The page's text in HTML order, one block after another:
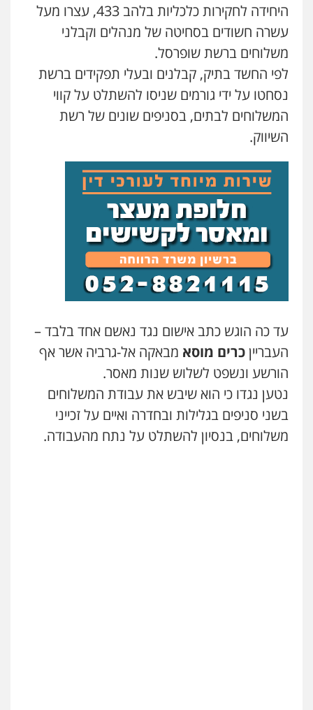
היחידה לחקירות כלכליות בלהב 433, עצרו מעל
עשרה חשודים בסחיטה של מנהלים וקבלני
משלוחים ברשת שופרסל.
לפי החשד בתיק, קבלנים ובעלי תפקידים ברשת
נסחטו על ידי גורמים שניסו להשתלט על קווי
המשלוחים לבתים, בסניפים שונים של רשת
השיווק.
עד כה הוגש כתב אישום נגד נאשם אחד בלבד –
העברייןכרים מוסא מבאקה אל-גרביה אשר אף
הורשע ונשפט לשלוש שנות מאסר.
נטען נגדו כי הוא שיבש את עבודת המשלוחים
בשני סניפים בגלילות ובחדרה ואיים על זכייני
משלוחים, בנסיון להשתלט על נתח מהעבודה.